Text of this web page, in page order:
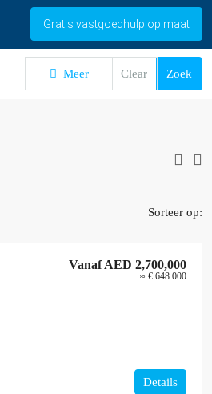
Gratis vastgoedhulp op maat
Meer Clear Zoek
Sorteer op:
VanafAED 2,700,000
≈ € 648.000
Details